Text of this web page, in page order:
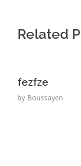
Related
fezfze
by Boussayen